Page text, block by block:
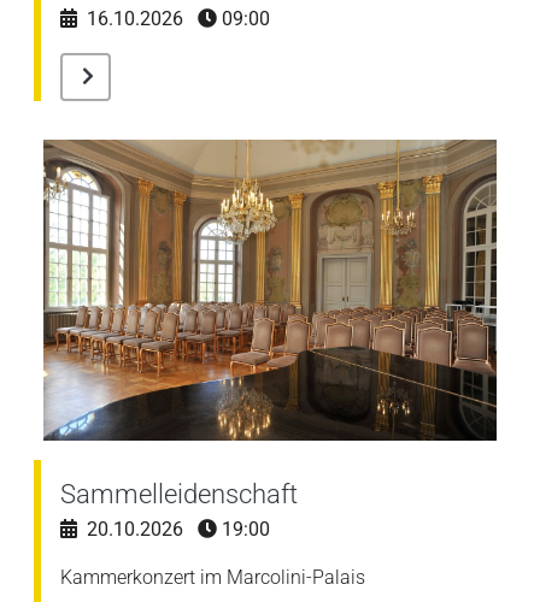
16.10.2026 09:00
Sammelleidenschaft
20.10.2026 19:00
Kammerkonzert im Marcolini-Palais